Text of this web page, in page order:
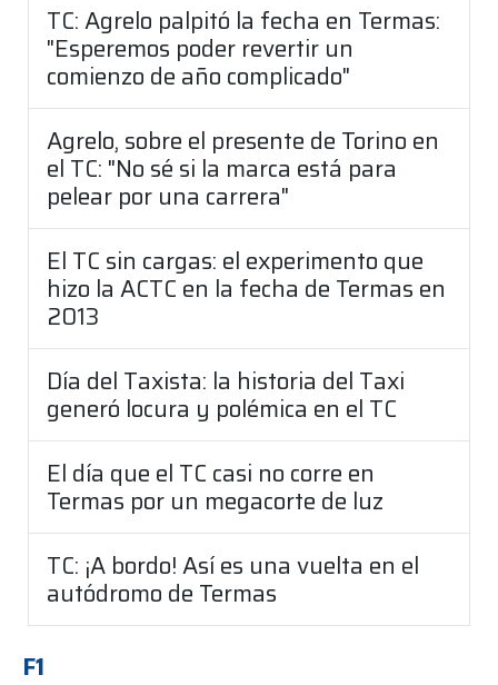
TC: Agrelo palpitó la fecha en Termas:
"Esperemos poder revertir un
comienzo de año complicado"
Agrelo, sobre el presente de Torino en
el TC: "No sé si la marca está para
pelear por una carrera"
El TC sin cargas: el experimento que
hizo la ACTC en la fecha de Termas en
2013
Día del Taxista: la historia del Taxi
generó locura y polémica en el TC
El día que el TC casi no corre en
Termas por un megacorte de luz
TC: ¡A bordo! Así es una vuelta en el
autódromo de Termas
F1